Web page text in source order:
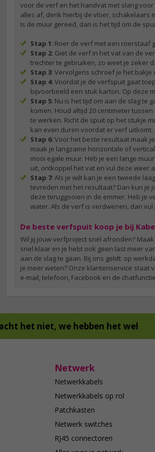
voor de verf en het handvat met slang
alles af, denk hierbij de vloer, schakelaars
Is de muur gereed, dan is het tijd om de
Stap 1: Roer de verf met een roerstaaf
Stap 2: Giet de verf in het vat van de
trechter te gebruiken, zo weet je zeker
Stap 3: Vervolgens schroef je het
Stap 4: Voordat je de verfspuit gaat
bijvoorbeeld een stuk karton. Op deze
Stap 5: Nu is het tijd om aan de slag te
komen. Houd altijd 20 centimeter
te werken. Richt de spuit op het stukje
kan even duren voordat er verf uitkomt.
Stap 6: Voor het beste resultaat maak
maak je langzame horizontale of
mooi egale muur. Heb je een lange
uit, ontkoppel het vat en vul deze weer
Stap 7: Als je wilt kan je een tweede
tevreden met het resultaat? Dan kun je
deze teruggooien in de emmer. Heb je
water. Als de verf is verdwenen, dan
De beste verfspuit koop je bij
Wil jij jouw verfproject snel afronden?
snel klaar en je hebt ook geen last meer
aan de slag te gaan. Bij ons geldt: op
je meer weten? Onze klantenservice staat
e-mail, telefoon, Facebook en de
het niet, we hebben het wel
Netwerk
Netwerkkabels
Netwerkkabels op rol
Patchkasten
Netwerk switches
RJ45 connectoren